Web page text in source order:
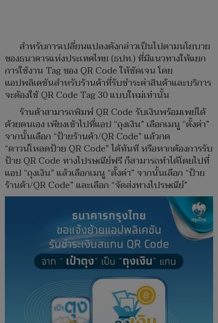
สำหรับการเปลี่ยนแปลงดังกล่าวเป็นไปตามนโยบาย
ของธนาคารแห่งประเทศไทย (ธปท.) ที่มีแนวทางให้แยก
การใช้งาน Tag ของ QR Code ให้ชัดเจน โดย
แอปพลิเคชันสำหรับร้านค้าที่รับชำระค่าสินค้าและบริการ
จะต้องใช้ QR Code Tag 30 แบบใหม่เท่านั้น
ร้านค้าสามารถพิมพ์ QR Code รับเงินพร้อมเพย์ได้
ด้วยตนเอง เพียงเข้าไปที่แอป “ถุงเงิน” เลือกเมนู “ตั้งค่า”
จากนั้นเลือก “ป้ายร้านค้า/QR Code” แล้วกด
“ดาวน์โหลดป้าย QR Code” ได้ทันที หรือหากต้องการรับ
ป้าย QR Code ทางไปรษณีย์ฟรี ก็สามารถทำได้โดยไปที่
แอป “ถุงเงิน” แล้วเลือกเมนู “ตั้งค่า” จากนั้นเลือก “ป้าย
ร้านค้า/QR Code” และเลือก “จัดส่งทางไปรษณีย์”